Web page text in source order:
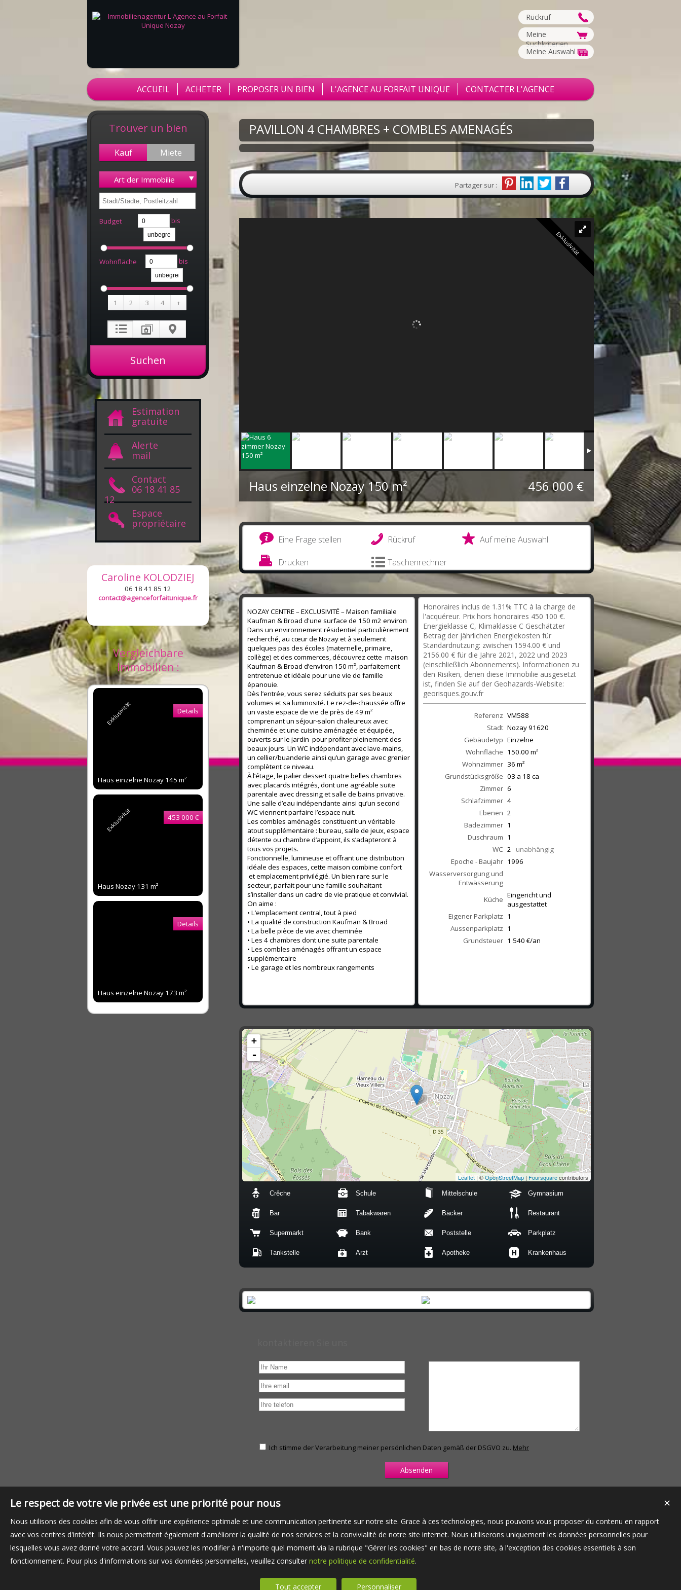
Rückruf
Meine
Suchkriterien
Meine Auswahl
ACCUEIL ACHETER PROPOSER UN BIEN L'AGENCE AU FORFAIT UNIQUE CONTACTER L'AGENCE
Trouver un bien
Kauf Miete
Art der Immobilie
Budget bis
Wohnfläche bis
1 2 3 4 +
Estimation
gratuite
Alerte
mail
Contact
06 18 41 85
12
Espace
propriétaire
Caroline KOLODZIEJ
06 18 41 85 12
contact@agenceforfaitunique.fr
Vergleichbare
Immobilien :
Exklusivität Details
Haus einzelne Nozay 145 m²
Exklusivität 453 000 €
Haus Nozay 131 m²
Details
Haus einzelne Nozay 173 m²
PAVILLON 4 CHAMBRES + COMBLES AMENAGÉS
Partager sur :
Exklusivität
Haus einzelne Nozay150 m² 456 000 €
Eine Frage stellen Rückruf Auf meine Auswahl
Drucken Taschenrechner
NOZAY CENTRE – EXCLUSIVITÉ – Maison familiale
Kaufman & Broad d'une surface de 150 m2 environ
Dans un environnement résidentiel particulièrement
recherché, au cœur de Nozay et à seulement
quelques pas des écoles (maternelle, primaire,
collège) et des commerces, découvrez cette maison
Kaufman & Broad d’environ 150 m², parfaitement
entretenue et idéale pour une vie de famille
épanouie.
Dès l’entrée, vous serez séduits par ses beaux
volumes et sa luminosité. Le rez-de-chaussée offre
un vaste espace de vie de près de 49 m²
comprenant un séjour-salon chaleureux avec
cheminée et une cuisine aménagée et équipée,
ouverts sur le jardin pour profiter pleinement des
beaux jours. Un WC indépendant avec lave-mains,
un cellier/buanderie ainsi qu’un garage avec grenier
complètent ce niveau.
À l’étage, le palier dessert quatre belles chambres
avec placards intégrés, dont une agréable suite
parentale avec dressing et salle de bains privative.
Une salle d’eau indépendante ainsi qu’un second
WC viennent parfaire l’espace nuit.
Les combles aménagés constituent un véritable
atout supplémentaire : bureau, salle de jeux, espace
détente ou chambre d’appoint, ils s’adapteront à
tous vos projets.
Fonctionnelle, lumineuse et offrant une distribution
idéale des espaces, cette maison combine confort
et emplacement privilégié. Un bien rare sur le
secteur, parfait pour une famille souhaitant
s’installer dans un cadre de vie pratique et convivial.
On aime :
• L’emplacement central, tout à pied
• La qualité de construction Kaufman & Broad
• La belle pièce de vie avec cheminée
• Les 4 chambres dont une suite parentale
• Les combles aménagés offrant un espace
supplémentaire
• Le garage et les nombreux rangements
Honoraires inclus de 1.31% TTC à la charge de
l'acquéreur. Prix hors honoraires 450 100 €.
Energieklasse C, Klimaklasse C Geschätzter
Betrag der jährlichen Energiekosten für
Standardnutzung: zwischen 1594.00 € und
2156.00 € für die Jahre 2021, 2022 und 2023
(einschließlich Abonnements). Informationen zu
den Risiken, denen diese Immobilie ausgesetzt
ist, finden Sie auf der Geohazards-Website:
georisques.gouv.fr
Referenz VM588
Stadt Nozay91620
Gebäudetyp Einzelne
Wohnfläche 150.00 m²
Wohnzimmer 36 m²
Grundstücksgröße 03 a 18 ca
Zimmer 6
Schlafzimmer 4
Ebenen 2
Badezimmer 1
Duschraum 1
WC 2 unabhängig
Epoche - Baujahr 1996
Wasserversorgung und
Entwässerung
Küche Eingericht und
ausgestattet
Eigener Parkplatz 1
Aussenparkplatz 1
Grundsteuer 1 540 €/an
+
-
Leaflet | ©OpenStreetMap | Foursquarecontributors
Crêche Schule Mittelschule Gymnasium
Bar Tabakwaren Bäcker Restaurant
Supermarkt Bank Poststelle Parkplatz
Tankstelle Arzt Apotheke Krankenhaus
Ich stimme der Verarbeitung meiner persönlichen Daten gemäß der DSGVO zu. Mehr
✕
Le respect de votre vie privée est une priorité pour nous
Nous utilisons des cookies afin de vous offrir une expérience optimale et une communication pertinente sur notre site. Grace à ces technologies, nous pouvons vous proposer du contenu en rapport
avec vos centres d'intérêt. Ils nous permettent également d'améliorer la qualité de nos services et la convivialité de notre site internet. Nous utiliserons uniquement les données personnelles pour
lesquelles vous avez donné votre accord. Vous pouvez les modifier à n'importe quel moment via la rubrique "Gérer les cookies" en bas de notre site, à l'exception des cookies essentiels à son
fonctionnement. Pour plus d'informations sur vos données personnelles, veuillez consulter notre politique de confidentialité.
Tout accepter Personnaliser